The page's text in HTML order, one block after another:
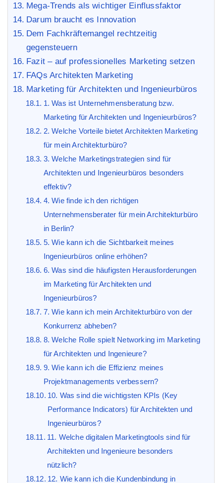
Mega-Trends als wichtiger Einflussfaktor
Darum braucht es Innovation
Dem Fachkräftemangel rechtzeitig
gegensteuern
Fazit – auf professionelles Marketing setzen
FAQs Architekten Marketing
Marketing für Architekten und Ingenieurbüros
1. Was ist Unternehmensberatung bzw.
Marketing für Architekten und Ingenieurbüros?
2. Welche Vorteile bietet Architekten Marketing
für mein Architekturbüro?
3. Welche Marketingstrategien sind für
Architekten und Ingenieurbüros besonders
effektiv?
4. Wie finde ich den richtigen
Unternehmensberater für mein Architekturbüro
in Berlin?
5. Wie kann ich die Sichtbarkeit meines
Ingenieurbüros online erhöhen?
6. Was sind die häufigsten Herausforderungen
im Marketing für Architekten und
Ingenieurbüros?
7. Wie kann ich mein Architekturbüro von der
Konkurrenz abheben?
8. Welche Rolle spielt Networking im Marketing
für Architekten und Ingenieure?
9. Wie kann ich die Effizienz meines
Projektmanagements verbessern?
10. Was sind die wichtigsten KPIs (Key
Performance Indicators) für Architekten und
Ingenieurbüros?
11. Welche digitalen Marketingtools sind für
Architekten und Ingenieure besonders
nützlich?
12. Wie kann ich die Kundenbindung in